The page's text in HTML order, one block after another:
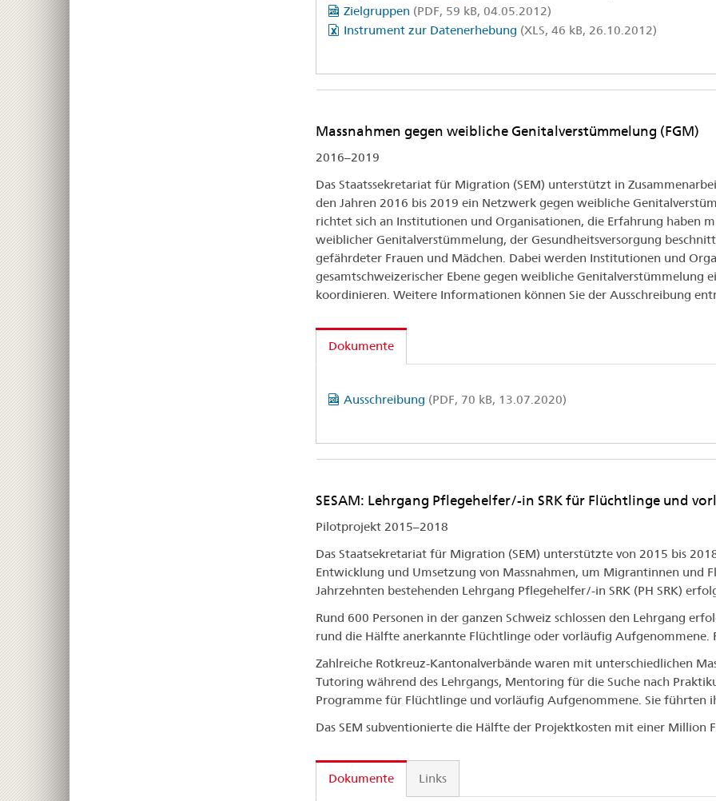
Zielgruppen (PDF, 59 kB, 04.05.2012)
Instrument zur Datenerhebung (XLS, 46 kB, 26.10.2012)
Massnahmen gegen weibliche Genitalverstümmelung (FGM)
2016–2019
Das Staatssekretariat für Migration (SEM) unterstützt in
den Jahren 2016 bis 2019 ein Netzwerk gegen weibliche
richtet sich an Institutionen und Organisationen, die Erfahrung haben
weiblicher Genitalverstümmelung, der Gesundheitsversorgung
gefährdeter Frauen und Mädchen. Dabei werden Institutionen und
gesamtschweizerischer Ebene gegen weibliche Genitalverstümmelung
koordinieren. Weitere Informationen können Sie der Ausschreibung
Dokumente
Ausschreibung (PDF, 70 kB, 13.07.2020)
SESAM: Lehrgang Pflegehelfer/-in SRK für Flüchtlinge und
Pilotprojekt 2015–2018
Das Staatsekretariat für Migration (SEM) unterstützte von 2015 bis
Entwicklung und Umsetzung von Massnahmen, um Migrantinnen und
Jahrzehnten bestehenden Lehrgang Pflegehelfer/-in SRK (PH SRK)
Rund 600 Personen in der ganzen Schweiz schlossen den Lehrgang
rund die Hälfte anerkannte Flüchtlinge oder vorläufig Aufgenommene.
Zahlreiche Rotkreuz-Kantonalverbände waren mit unterschiedlichen
Tutoring während des Lehrgangs, Mentoring für die Suche nach
Programme für Flüchtlinge und vorläufig Aufgenommene. Sie führten
Das SEM subventionierte die Hälfte der Projektkosten mit einer Million
Dokumente Links